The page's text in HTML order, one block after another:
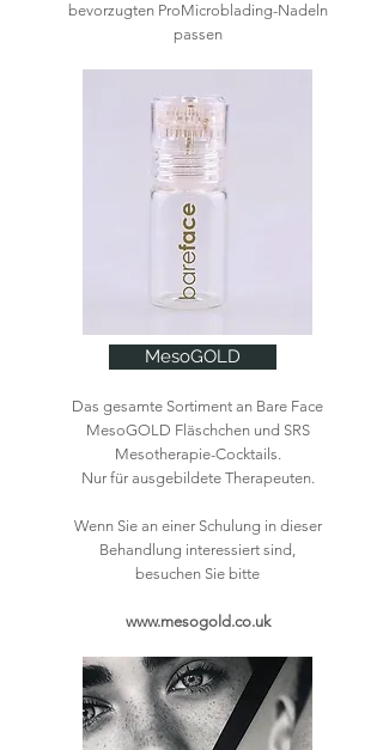
bevorzugten ProMicroblading-Nadeln
passen
MesoGOLD
Das gesamte Sortiment an Bare Face
MesoGOLD Fläschchen und SRS
Mesotherapie-Cocktails.
Nur für ausgebildete Therapeuten.
Wenn Sie an einer Schulung in dieser
Behandlung interessiert sind,
besuchen Sie bitte
www.mesogold.co.uk